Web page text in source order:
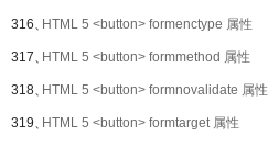
316、HTML 5 <button> formenctype 属性
317、HTML 5 <button> formmethod 属性
318、HTML 5 <button> formnovalidate 属性
319、HTML 5 <button> formtarget 属性